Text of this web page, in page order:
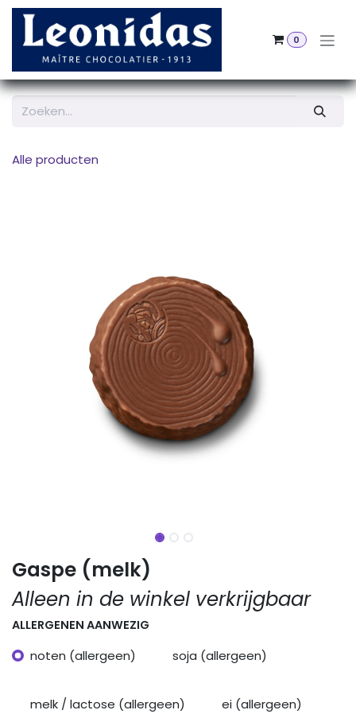
Overslaan naar inhoud
0
Alle producten
Gaspe (melk)
Alleen in de winkel verkrijgbaar
ALLERGENEN AANWEZIG
noten (allergeen) soja (allergeen)
melk / lactose (allergeen) ei (allergeen)